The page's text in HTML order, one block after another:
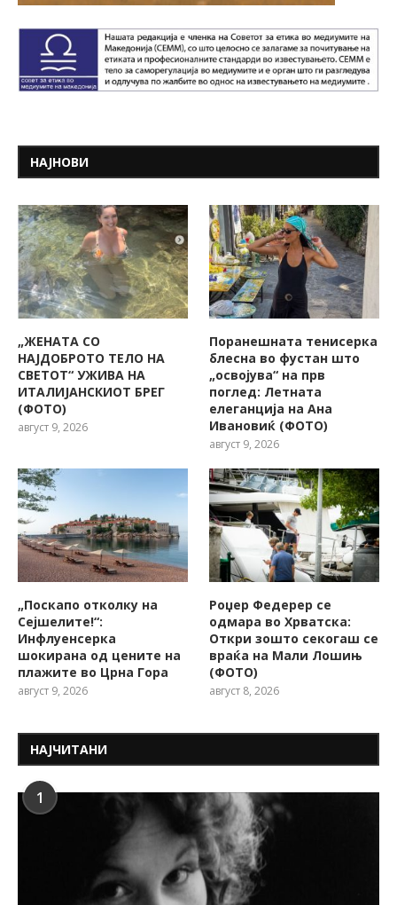
НАЈНОВИ
„ЖЕНАТА СО
НАЈДОБРОТО ТЕЛО НА
СВЕТОТ“ УЖИВА НА
ИТАЛИЈАНСКИОТ БРЕГ
(ФОТО)
август 9, 2026
Поранешната тенисерка
блесна во фустан што
„освојува“ на прв
поглед: Летната
елеганција на Ана
Ивановиќ (ФОТО)
август 9, 2026
„Поскапо отколку на
Сејшелите!“:
Инфлуенсерка
шокирана од цените на
плажите во Црна Гора
август 9, 2026
Роџер Федерер се
одмара во Хрватска:
Откри зошто секогаш се
враќа на Мали Лошињ
(ФОТО)
август 8, 2026
НАЈЧИТАНИ
1